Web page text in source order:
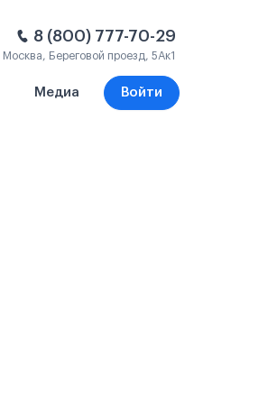
8 (800) 777-70-29
Москва, Береговой проезд, 5Ак1
Медиа Войти